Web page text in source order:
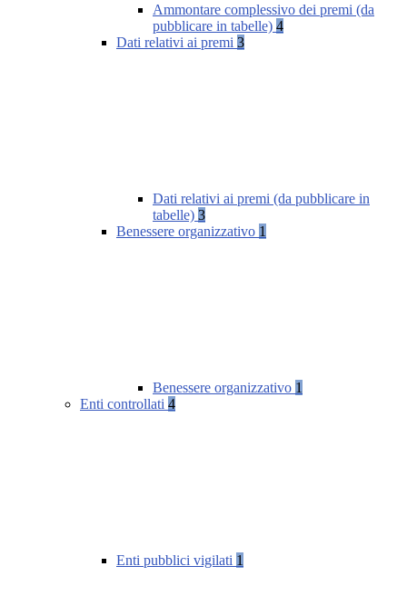
Ammontare complessivo dei premi (da
pubblicare in tabelle) 4
Dati relativi ai premi 3
Dati relativi ai premi (da pubblicare in
tabelle) 3
Benessere organizzativo 1
Benessere organizzativo 1
Enti controllati 4
Enti pubblici vigilati 1